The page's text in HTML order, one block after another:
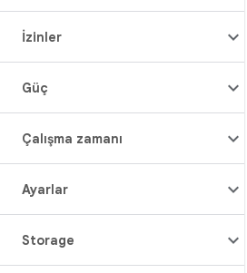
İzinler
Güç
Çalışma zamanı
Ayarlar
Storage